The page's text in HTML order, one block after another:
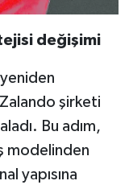
değişimi
şirketi
Bu adım,
modelinden
yapısına